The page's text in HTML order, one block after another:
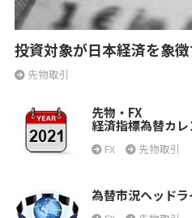
投資対象が日本経済を象
先物取引
先物・FX
経済指標為替カレ
FX 先物取引
為替市況ヘッドラ